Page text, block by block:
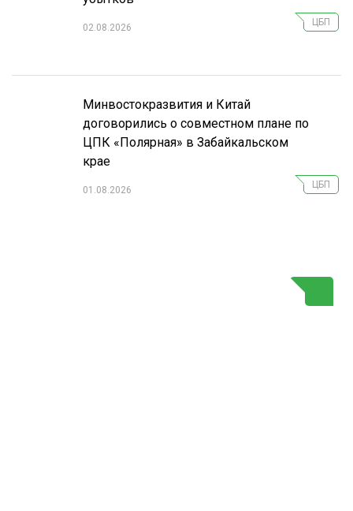
02.08.2026
ЦБП
Минвостокразвития и Китай
договорились о совместном плане по
ЦПК «Полярная» в Забайкальском
крае
01.08.2026
ЦБП